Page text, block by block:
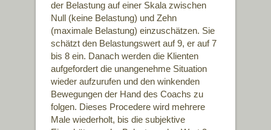
der Belastung auf einer Skala zwischen
Null (keine Belastung) und Zehn
(maximale Belastung) einzuschätzen. Sie
schätzt den Belastungswert auf 9, er auf 7
bis 8 ein. Danach werden die Klienten
aufgefordert die unangenehme Situation
wieder aufzurufen und den winkenden
Bewegungen der Hand des Coachs zu
folgen. Dieses Procedere wird mehrere
Male wiederholt, bis die subjektive